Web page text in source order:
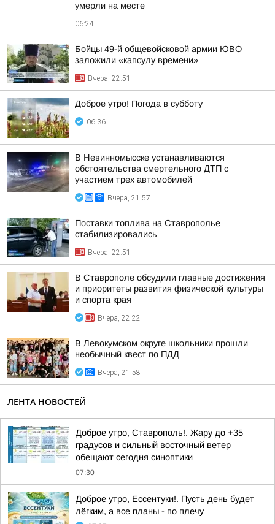
умерли на месте
06:24
Бойцы 49-й общевойсковой армии ЮВО
заложили «капсулу времени»
Вчера, 22:51
Доброе утро! Погода в субботу
06:36
В Невинномысске устанавливаются
обстоятельства смертельного ДТП с
участием трех автомобилей
Вчера, 21:57
Поставки топлива на Ставрополье
стабилизировались
Вчера, 22:51
В Ставрополе обсудили главные достижения
и приоритеты развития физической культуры
и спорта края
Вчера, 22:22
В Левокумском округе школьники прошли
необычный квест по ПДД
Вчера, 21:58
ЛЕНТА НОВОСТЕЙ
Доброе утро, Ставрополь!. Жару до +35
градусов и сильный восточный ветер
обещают сегодня синоптики
07:30
Доброе утро, Ессентуки!. Пусть день будет
лёгким, а все планы - по плечу